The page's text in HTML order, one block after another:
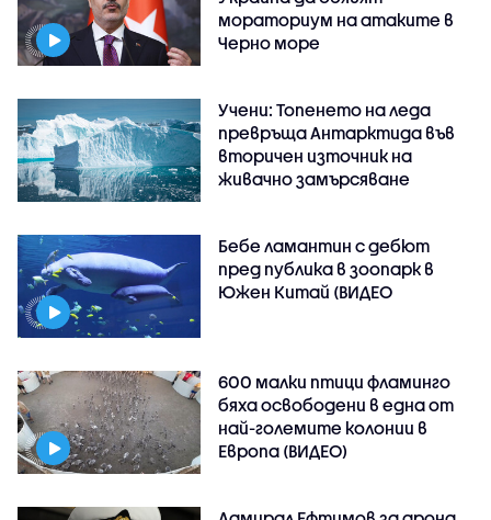
мораториум на атаките в
Черно море
Учени: Топенето на леда
превръща Антарктида във
вторичен източник на
живачно замърсяване
Бебе ламантин с дебют
пред публика в зоопарк в
Южен Китай (ВИДЕО
600 малки птици фламинго
бяха освободени в една от
най-големите колонии в
Европа (ВИДЕО)